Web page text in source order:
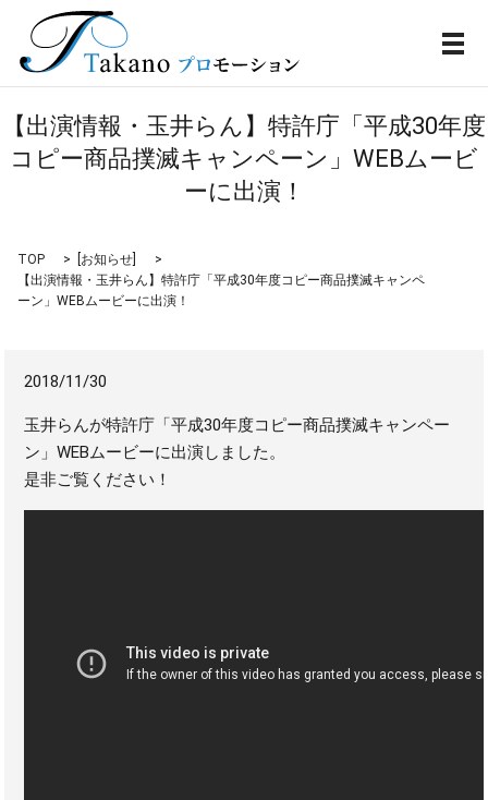
メ
【出演情報・玉井らん】特許庁「平成30年度
コピー商品撲滅キャンペーン」WEBムービ
ーに出演！
TOP お知らせ
【出演情報・玉井らん】特許庁「平成30年度コピー商品撲滅キャンペ
ーン」WEBムービーに出演！
2018/11/30
玉井らんが特許庁「平成30年度コピー商品撲滅キャンペー
ン」WEBムービーに出演しました。
是非ご覧ください！